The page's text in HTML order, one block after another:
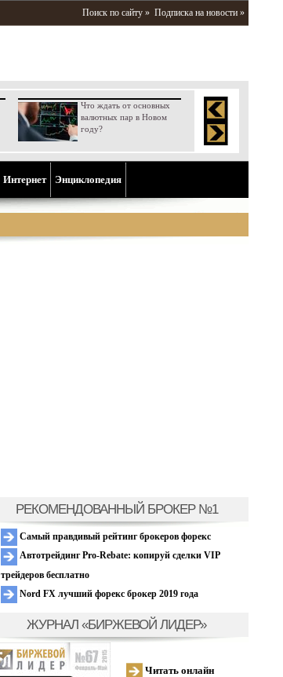
Поиск по сайту » Подписка на новости »
Что ждать от основных
валютных пар в Новом
году?
Интернет Энциклопедия
РЕКОМЕНДОВАННЫЙ БРОКЕР №1
Самый правдивый рейтинг брокеров форекс
Автотрейдинг Pro-Rebate: копируй сделки VIP
трейдеров бесплатно
Nord FX лучший форекс брокер 2019 года
ЖУРНАЛ «БИРЖЕВОЙ ЛИДЕР»
Читать онлайн